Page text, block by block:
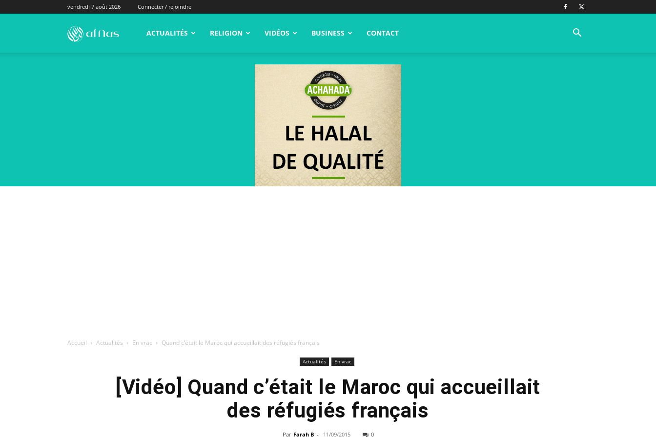
vendredi 7 août 2026 Connecter / rejoindre
alNas.fr ACTUALITÉS RELIGION VIDÉOS BUSINESS CONTACT
Accueil Actualités En vrac Quand c’était le Maroc qui accueillait des réfugiés français
Actualités En vrac
[Vidéo] Quand c’était le Maroc qui accueillait
des réfugiés français
Par Farah B - 11/09/2015 0